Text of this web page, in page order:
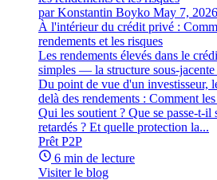
par Konstantin Boyko May 7, 2026
À l'intérieur du crédit privé :
rendements et les risques
Les rendements élevés dans le
simples — la structure sous-jacente
Du point de vue d'un investisseur,
delà des rendements : Comment
Qui les soutient ? Que se passe-t-il
retardés ? Et quelle protection la...
Prêt P2P
6 min de lecture
Visiter le blog